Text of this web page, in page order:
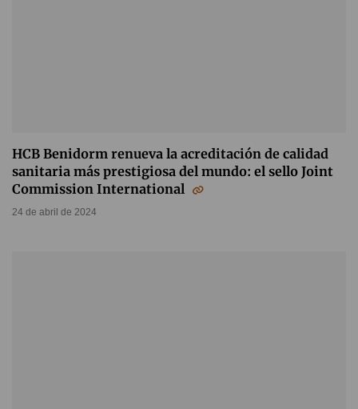
HCB Benidorm renueva la acreditación de calidad
sanitaria más prestigiosa del mundo: el sello Joint
Commission International
24 de abril de 2024